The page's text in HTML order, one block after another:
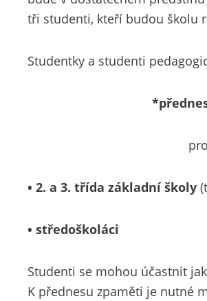
tři studenti, kteří budou školu
Studentky a studenti
• 2. a 3. třída základní školy
• středoškoláci
Studenti se mohou účastnit
K přednesu zpaměti je nutné